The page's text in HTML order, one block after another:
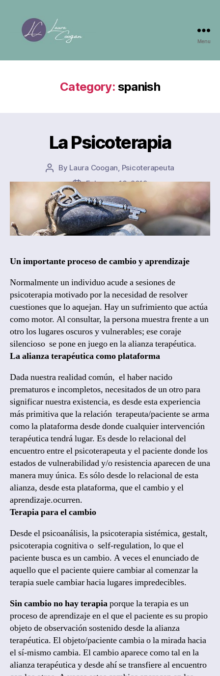
Coogan
Menu
Category: spanish
La Psicoterapia
Post
By Laura Coogan, Psicoterapeuta
Post
date
February 13, 2019
Un importante proceso de cambio y aprendizaje
Normalmente un individuo acude a sesiones de
psicoterapia motivado por la necesidad de resolver
cuestiones que lo aquejan. Hay un sufrimiento que actúa
como motor. Al consultar, la persona muestra frente a un
otro los lugares oscuros y vulnerables; ese coraje
silencioso se pone en juego en la alianza terapéutica.
La alianza terapéutica como plataforma
Dada nuestra realidad común, el haber nacido
prematuros e incompletos, necesitados de un otro para
significar nuestra existencia, es desde esta experiencia
más primitiva que la relación terapeuta/paciente se arma
como la plataforma desde donde cualquier intervención
terapéutica tendrá lugar. Es desde lo relacional del
encuentro entre el psicoterapeuta y el paciente donde los
estados de vulnerabilidad y/o resistencia aparecen de una
manera muy única. Es sólo desde lo relacional de esta
alianza, desde esta plataforma, que el cambio y el
aprendizaje.ocurren.
Terapia para el cambio
Desde el psicoanálisis, la psicoterapia sistémica, gestalt,
psicoterapia cognitiva o self-regulation, lo que el
paciente busca es un cambio. A veces el enunciado de
aquello que el paciente quiere cambiar al comenzar la
terapia suele cambiar hacia lugares impredecibles.
Sin cambio no hay terapiaporque la terapia es un
proceso de aprendizaje en el que el paciente es su propio
objeto de observación sostenido desde la alianza
terapéutica. El objeto/paciente cambia o la mirada hacia
el sí-mismo cambia. El cambio aparece como tal en la
alianza terapéutica y desde ahí se transfiere al encuentro